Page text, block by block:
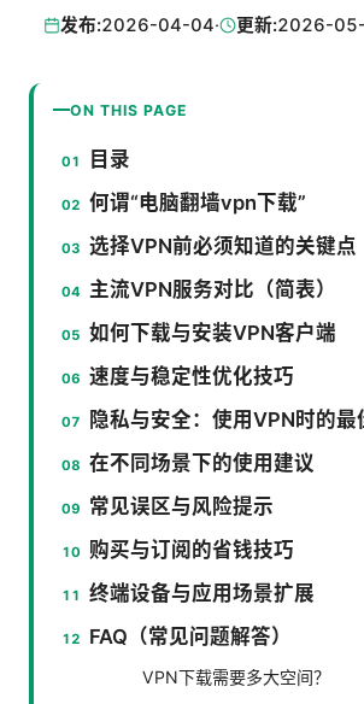
发布:2026-04-04· 更新:2026-
ON THIS PAGE
目录
何谓“电脑翻墙vpn下载”
选择VPN前必须知道的关键点
主流VPN服务对比（简表）
如何下载与安装VPN客户端
速度与稳定性优化技巧
隐私与安全：使用VPN时的最
在不同场景下的使用建议
常见误区与风险提示
购买与订阅的省钱技巧
终端设备与应用场景扩展
FAQ（常见问题解答）
VPN下载需要多大空间？